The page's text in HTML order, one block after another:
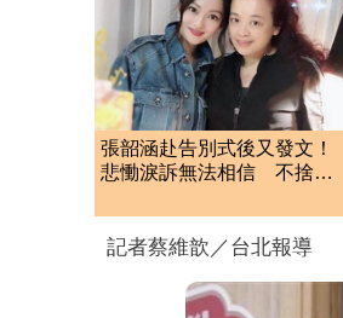
張韶涵赴告別式後又發文！
悲慟淚訴無法相信 不捨摯
記者蔡維歆／台北報導